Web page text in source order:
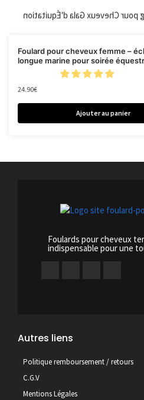
Foulard pour cheveux femme –
longue marine pour soirée
24.90€
Ajouter au panier
Foulards pour cheveux
indispensable pour une
Autres liens
Politique remboursement / retours
C.G.V
Mentions Légales